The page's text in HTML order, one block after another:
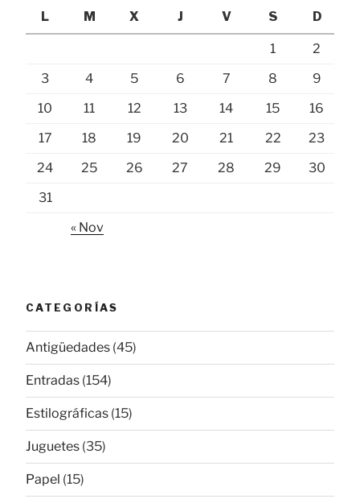
L
M X J V S D
1
2
3
4 5 6 7 8
9
10
11 12 13 14 15
16
17
18 19 20 21 22
23
24
25 26 27 28 29
30
31
« Nov
CATEGORÍAS
Antigüedades (45)
Entradas (154)
Estilográficas (15)
Juguetes (35)
Papel (15)